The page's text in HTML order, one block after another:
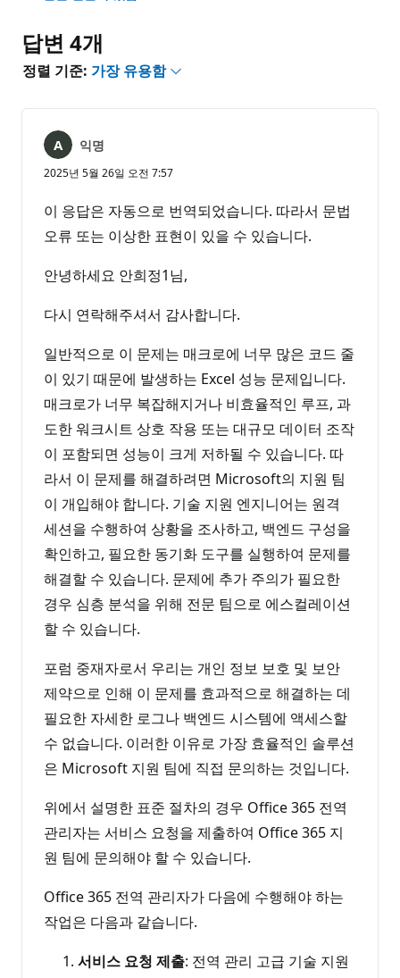
음
답변 4개
정렬 기준: 가장 유용함
익명
2025년 5월 26일 오전 7:57
이 응답은 자동으로 번역되었습니다. 따라서 문법
오류 또는 이상한 표현이 있을 수 있습니다.
안녕하세요 안희정1님,
다시 연락해주셔서 감사합니다.
일반적으로 이 문제는 매크로에 너무 많은 코드 줄
이 있기 때문에 발생하는 Excel 성능 문제입니다.
매크로가 너무 복잡해지거나 비효율적인 루프, 과
도한 워크시트 상호 작용 또는 대규모 데이터 조작
이 포함되면 성능이 크게 저하될 수 있습니다. 따
라서 이 문제를 해결하려면 Microsoft의 지원 팀
이 개입해야 합니다. 기술 지원 엔지니어는 원격
세션을 수행하여 상황을 조사하고, 백엔드 구성을
확인하고, 필요한 동기화 도구를 실행하여 문제를
해결할 수 있습니다. 문제에 추가 주의가 필요한
경우 심층 분석을 위해 전문 팀으로 에스컬레이션
할 수 있습니다.
포럼 중재자로서 우리는 개인 정보 보호 및 보안
제약으로 인해 이 문제를 효과적으로 해결하는 데
필요한 자세한 로그나 백엔드 시스템에 액세스할
수 없습니다. 이러한 이유로 가장 효율적인 솔루션
은 Microsoft 지원 팀에 직접 문의하는 것입니다.
위에서 설명한 표준 절차의 경우 Office 365 전역
관리자는 서비스 요청을 제출하여 Office 365 지
원 팀에 문의해야 할 수 있습니다.
Office 365 전역 관리자가 다음에 수행해야 하는
작업은 다음과 같습니다.
서비스 요청 제출: 전역 관리 고급 기술 지원